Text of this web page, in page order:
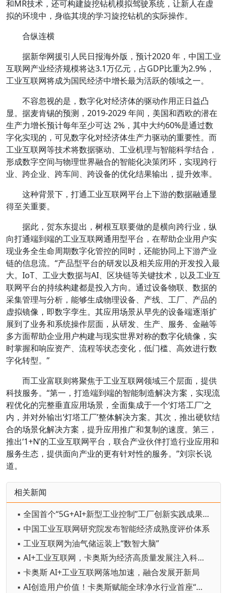
和MR技术，还可构建旋挖钻机模拟驾驶系统，让新人在虚
拟的环境中，身临其境的学习旋挖钻机的实际操作。
合纵连横
据新华网援引人民日报海外版，预计2020 年，中国工业
互联网产业经济规模将达3.1万亿元，占GDP比重为2.9%，
工业互联网将成为国民经济中增长最为活跃的领域之一。
不容忽视的是，数字化对经济体的驱动作用正日益凸
显。据麦肯锡的预测，2019-2029 年间，美国和西欧的潜在
生产力增长预计每年至少可达 2%，其中大约60%是通过数
字化实现的，可见数字化对经济体生产力驱动的重要性。而
工业互联网等技术将数据驱动、工业机理与智能科学结合，
形成数字空间与物理世界融合的智能化决策闭环，实现跨行
业、跨企业、跨车间、跨设备的优化结果输出，提升效率。
这种背景下，打通工业互联网平台上下游的数据融通显
得至关重要。
据此，贺东东提出，树根互联要做的是横向跨行业，纵
向打通端到端的工业互联网通用型平台，在帮助企业用户实
现业务全生命周期数字化管控的同时，还能协同上下游产业
链的信息流。“产品型平台的研发以及相关应用的开发投入最
大。IoT、工业大数据与AI、区块链等关键技术，以及工业互
联网平台的持续构建都是投入方向。通过设备物联、数据的
采集管理与分析，能够生成物理设备、产线、工厂、产品的
虚拟镜像，即数字孪生。其应用场景从早先的设备端逐渐扩
展到了业务和系统操作层面，从研发、生产、服务、金融等
多方面帮助企业用户构建与现实世界对称的数字化镜像，实
时掌握和响应资产、流程等状态变化，低门槛、高效进行数
字化转型。”
而工业富联则将聚焦于工业互联网领域三个层面，提供
科技服务。“第一，打造端到端的智能制造解决方案，实现流
程优化的完整垂直应用场景，全面集成于一个‘灯塔工厂’之
内，并对外输出‘灯塔工厂’整体解决方案。其次，推出硬软结
合的场景化解决方案，提升应用推广和复制的速度。第三，
推出‘1+N’的工业互联网平台，联合产业伙伴打造行业应用和
服务生态，提供面向产业的更有针对性的服务。”刘宗长说
道。
相关新闻
▪ 全国首个“5G+AI+新型工业控制”工厂创新实践成果发布
▪ 中国工业互联网研究院发布智能经济成熟度评价体系
▪ 工业互联网为油气储运装上“数智大脑”
▪ AI+工业互联网，卡奥斯为经济高质量发展注入科技动能
▪ 卡奥斯 AI+工业互联网落地加速，融合发展开新局
▪ AI创造用户价值！卡奥斯赋能全球净水行业首座“灯塔”